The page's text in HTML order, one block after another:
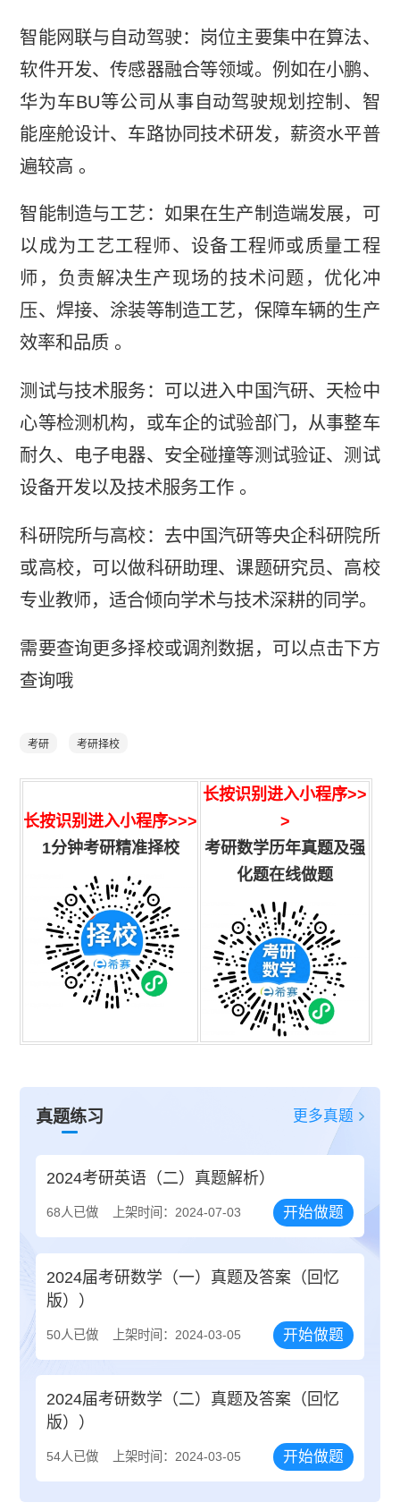
智能网联与自动驾驶：岗位主要集中在算法、
软件开发、传感器融合等领域。例如在小鹏、
华为车BU等公司从事自动驾驶规划控制、智
能座舱设计、车路协同技术研发，薪资水平普
遍较高 。
智能制造与工艺：如果在生产制造端发展，可
以成为工艺工程师、设备工程师或质量工程
师，负责解决生产现场的技术问题，优化冲
压、焊接、涂装等制造工艺，保障车辆的生产
效率和品质 。
测试与技术服务：可以进入中国汽研、天检中
心等检测机构，或车企的试验部门，从事整车
耐久、电子电器、安全碰撞等测试验证、测试
设备开发以及技术服务工作 。
科研院所与高校：去中国汽研等央企科研院所
或高校，可以做科研助理、课题研究员、高校
专业教师，适合倾向学术与技术深耕的同学。
需要查询更多择校或调剂数据，可以点击下方
查询哦
考研 考研择校
长按识别进入小程序>>>
1分钟考研精准择校
长按识别进入小程序>>
>
考研数学历年真题及强
化题在线做题
真题练习 更多真题
2024考研英语（二）真题解析）
68人已做 上架时间：2024-07-03 开始做题
2024届考研数学（一）真题及答案（回忆
版））
50人已做 上架时间：2024-03-05 开始做题
2024届考研数学（二）真题及答案（回忆
版））
54人已做 上架时间：2024-03-05 开始做题